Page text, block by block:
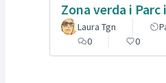
Zona verda i
Laura Tgn
0
0